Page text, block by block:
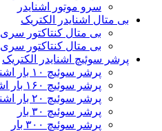
سرو موتور اشنایدر
بی متال اشنایدر الکتریک
بی متال کنتاکتور سری D اشنایدر
بی متال کنتاکتور سری F اشنایدر
پرشر سوئیچ اشنایدر الکتریک
پرشر سوئیچ ۱۰ بار اشنایدر الکتریک
پرشر سوئیچ ۱۶۰ بار اشنایدر
پرشر سوئیچ ۲۰ بار اشنایدر
پرشر سوئیچ ۳۰ بار
پرشر سوئیچ ۳۰۰ بار